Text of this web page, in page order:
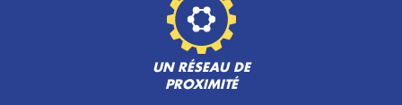
UN RÉSEAU DE
PROXIMITÉ